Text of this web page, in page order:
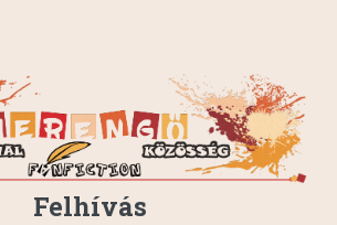
Felhívás